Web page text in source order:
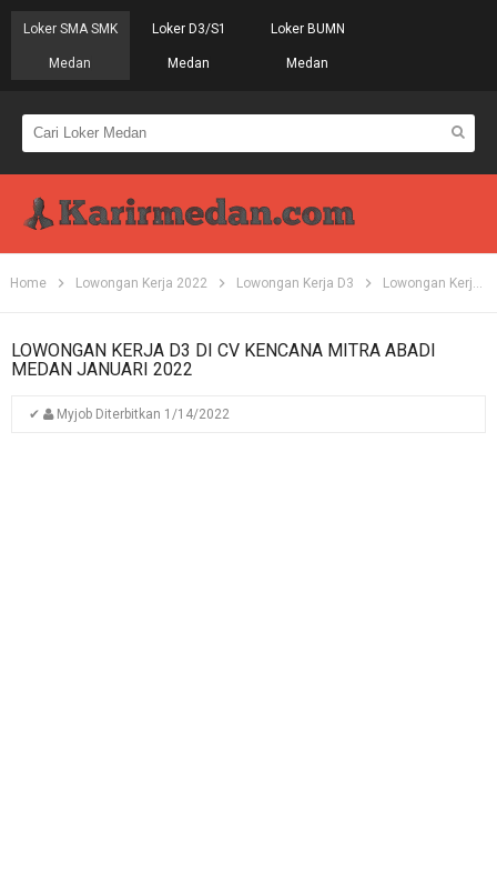
Loker SMA SMK
Medan
Loker D3/S1
Medan
Loker BUMN
Medan
Home Lowongan Kerja 2022 Lowongan Kerja D3 Lowongan Kerja Medan
LOWONGAN KERJA D3 DI CV KENCANA MITRA ABADI
MEDAN JANUARI 2022
✔ Myjob Diterbitkan 1/14/2022